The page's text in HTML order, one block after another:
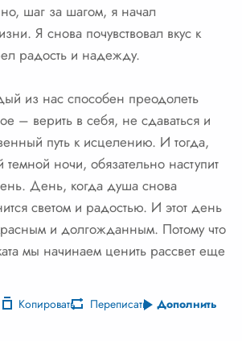
шаг за шагом, я начал
Я снова почувствовал вкус к
радость и надежду.
из нас способен преодолеть
– верить в себя, не сдаваться и
путь к исцелению. И тогда,
ночи, обязательно наступит
День, когда душа снова
светом и радостью. И этот день
и долгожданным. Потому что
мы начинаем ценить рассвет еще
Копировать Переписать Дополнить